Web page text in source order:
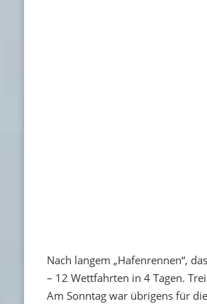
Nach langem „Hafenrennen“,
– 12 Wettfahrten in 4 Tagen.
Am Sonntag war übrigens für